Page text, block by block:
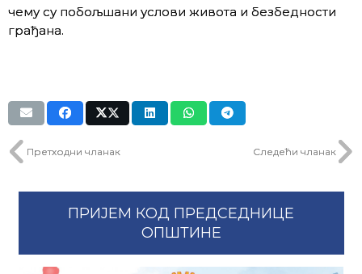
чему су побољшани услови живота и безбедности
грађана.
Претходни чланак Следећи чланак
ПРИЈЕМ КОД ПРЕДСЕДНИЦЕ
ОПШТИНЕ